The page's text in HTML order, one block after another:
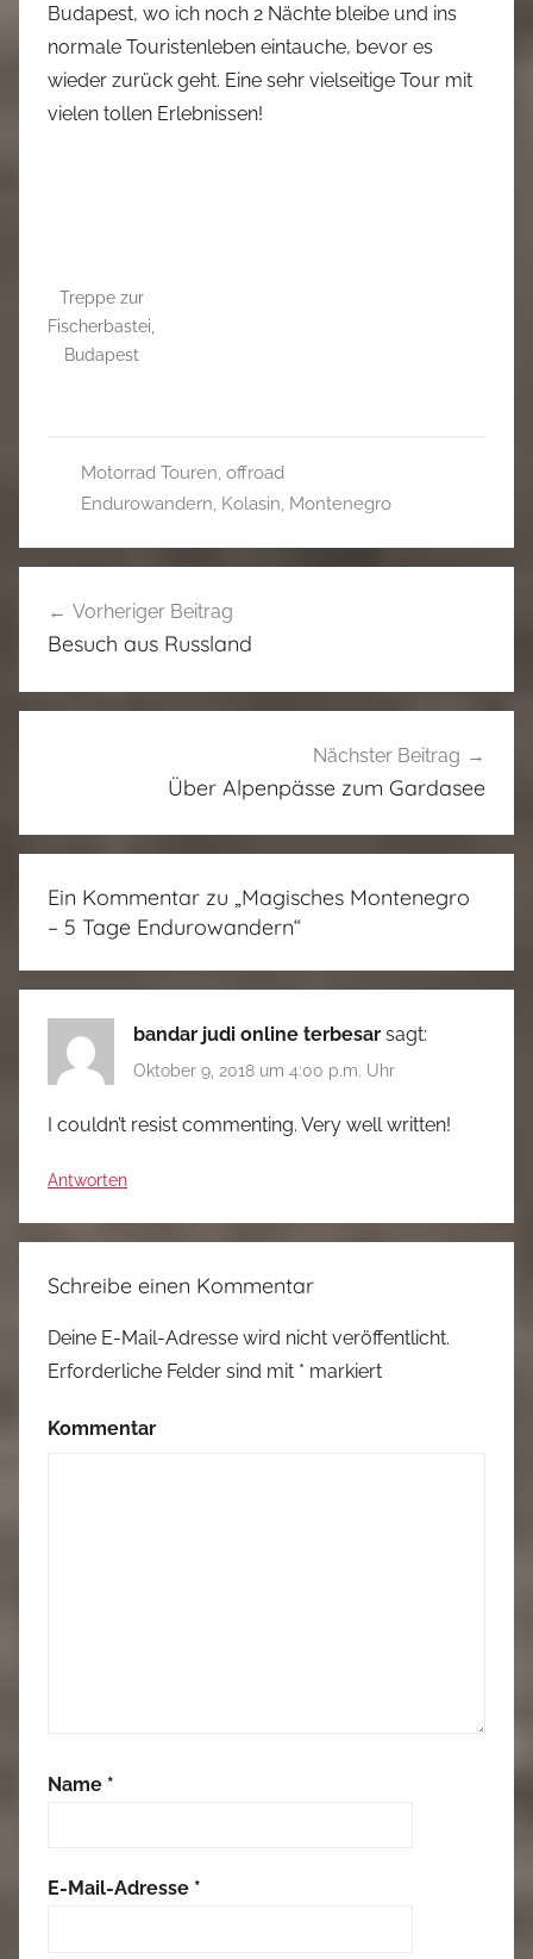
Budapest, wo ich noch 2 Nächte bleibe und ins
normale Touristenleben eintauche, bevor es
wieder zurück geht. Eine sehr vielseitige Tour mit
vielen tollen Erlebnissen!
Treppe zur
Fischerbastei,
Budapest
Motorrad Touren, offroad
Endurowandern, Kolasin, Montenegro
Vorheriger Beitrag
Besuch aus Russland
Nächster Beitrag
Über Alpenpässe zum Gardasee
Ein Kommentar zu „Magisches Montenegro
– 5 Tage Endurowandern“
bandar judi online terbesar sagt:
Oktober 9, 2018 um 4:00 p.m. Uhr
I couldn’t resist commenting. Very well written!
Antworten
Schreibe einen Kommentar
Deine E-Mail-Adresse wird nicht veröffentlicht.
Erforderliche Felder sind mit * markiert
Kommentar
Name *
E-Mail-Adresse *